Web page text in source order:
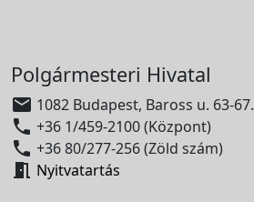
Polgármesteri Hivatal
 1082 Budapest, Baross u. 63-67.
 +36 1/459-2100 (Központ)
 +36 80/277-256 (Zöld szám)
 Nyitvatartás